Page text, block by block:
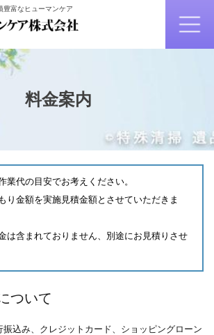
豊富なヒューマンケア
料金案内
業代の目安でお考えください。
り金額を実施見積金額とさせていただきま
は含まれておりません、別途にお見積りさせ
ついて
振込み、クレジットカード、ショッピングローン